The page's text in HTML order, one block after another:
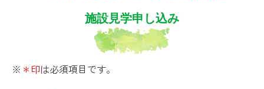
施設見学申し込み
※ ＊印は必須項目です。